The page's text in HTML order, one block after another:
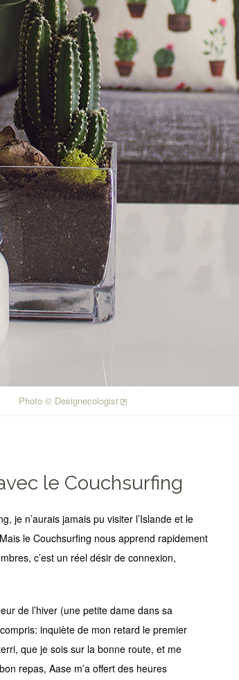
Photo © Designecologist
le Couchsurfing
je n’aurais jamais pu visiter l’Islande et le
le Couchsurfing nous apprend rapidement
c’est un réel désir de connexion,
de l’hiver (une petite dame dans sa
inquiète de mon retard le premier
que je sois sur la bonne route, et me
repas, Aase m’a offert des heures